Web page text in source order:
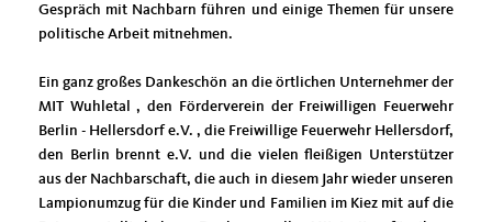
Gespräch mit Nachbarn führen und einige Themen für unsere
politische Arbeit mitnehmen.
Ein ganz großes Dankeschön an die örtlichen Unternehmer der
MIT Wuhletal , den Förderverein der Freiwilligen Feuerwehr
Berlin - Hellersdorf e.V. , die Freiwillige Feuerwehr Hellersdorf,
den Berlin brennt e.V. und die vielen fleißigen Unterstützer
aus der Nachbarschaft, die auch in diesem Jahr wieder unseren
Lampionumzug für die Kinder und Familien im Kiez mit auf die